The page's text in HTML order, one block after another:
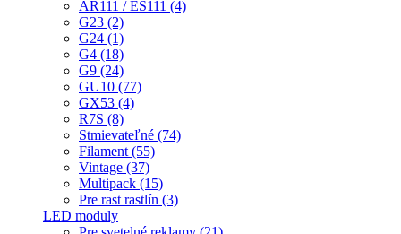
AR111 / ES111 (4)
G23 (2)
G24 (1)
G4 (18)
G9 (24)
GU10 (77)
GX53 (4)
R7S (8)
Stmievateľné (74)
Filament (55)
Vintage (37)
Multipack (15)
Pre rast rastlín (3)
LED moduly